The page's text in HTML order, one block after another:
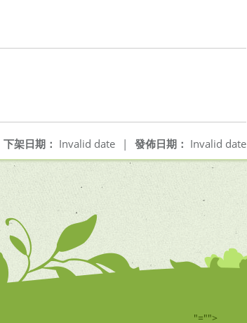
發佈日期： Invalid date
下架日期： Invalid date |
"="">